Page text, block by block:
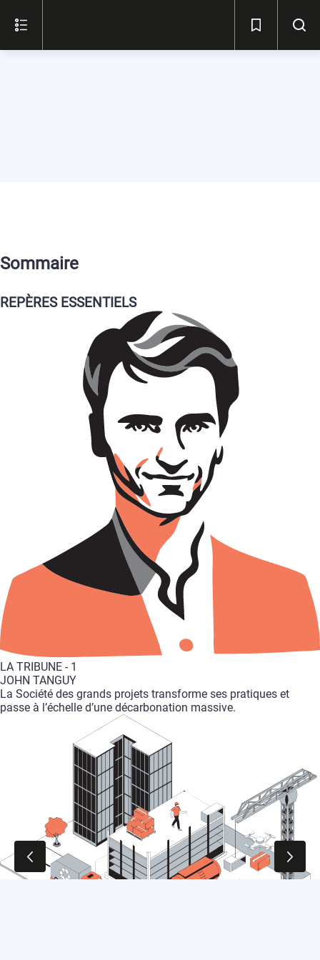
Sommaire
REPÈRES ESSENTIELS
LA TRIBUNE - 1
JOHN TANGUY
La Société des grands projets transforme ses pratiques et
passe à l’échelle d’une décarbonation massive.